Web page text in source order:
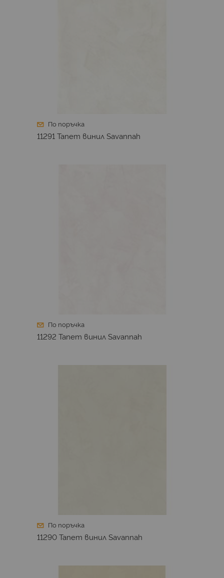
По поръчка
11291 Тапет винил Savannah
По поръчка
11292 Тапет винил Savannah
По поръчка
11290 Тапет винил Savannah